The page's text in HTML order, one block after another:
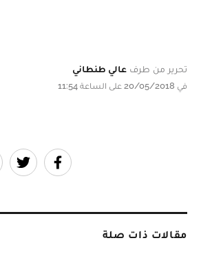
تحرير من طرف عالي طنطاني
في 20/05/2018 على الساعة 11:54
مقالات ذات صلة